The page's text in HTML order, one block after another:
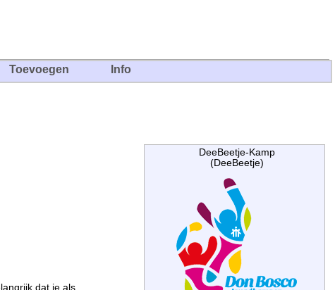
Toevoegen Info
DeeBeetje-Kamp
(DeeBeetje)
dat je als